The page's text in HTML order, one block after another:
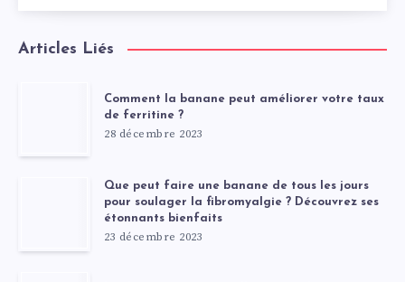
Articles Liés
Comment la banane peut améliorer votre taux
de ferritine ?
28 décembre 2023
Que peut faire une banane de tous les jours
pour soulager la fibromyalgie ? Découvrez ses
étonnants bienfaits
23 décembre 2023